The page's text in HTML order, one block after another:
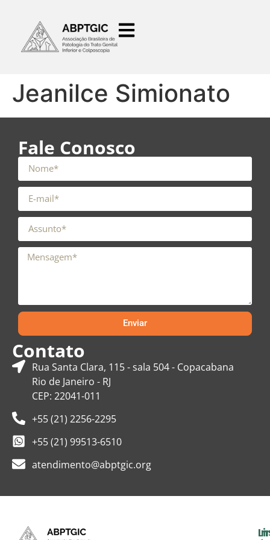
Jeanilce Simionato
Fale Conosco
Enviar
Contato
Rua Santa Clara, 115 - sala 504 - Copacabana
Rio de Janeiro - RJ
CEP: 22041-011
+55 (21) 2256-2295
+55 (21) 99513-6510
atendimento@abptgic.org